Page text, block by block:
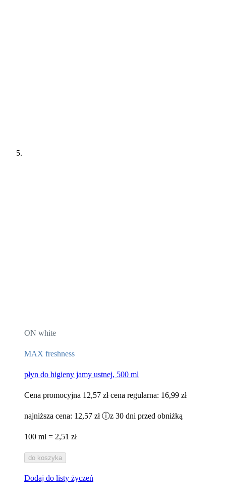
ON white
MAX freshness
płyn do higieny jamy ustnej, 500 ml
Cena promocyjna 12,57 zł cena regularna: 16,99 zł
najniższa cena: 12,57 zł ⓘz 30 dni przed obniżką
100 ml = 2,51 zł
do koszyka
Dodaj do listy życzeń